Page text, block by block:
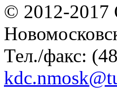
© 2012-
Тел./факс: